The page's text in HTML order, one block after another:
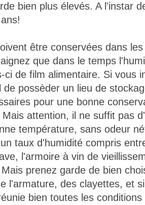
bien plus élevés. A l'instar
être conservées dans
que dans le temps
ci de film alimentaire. Si vous
de possèder un lieu de
pour une bonne
attention, il ne suffit pas
température, sans odeur
taux d'humidité compris
l'armoire à vin de
prenez garde de bien
l'armature, des clayettes, et
bien toutes les